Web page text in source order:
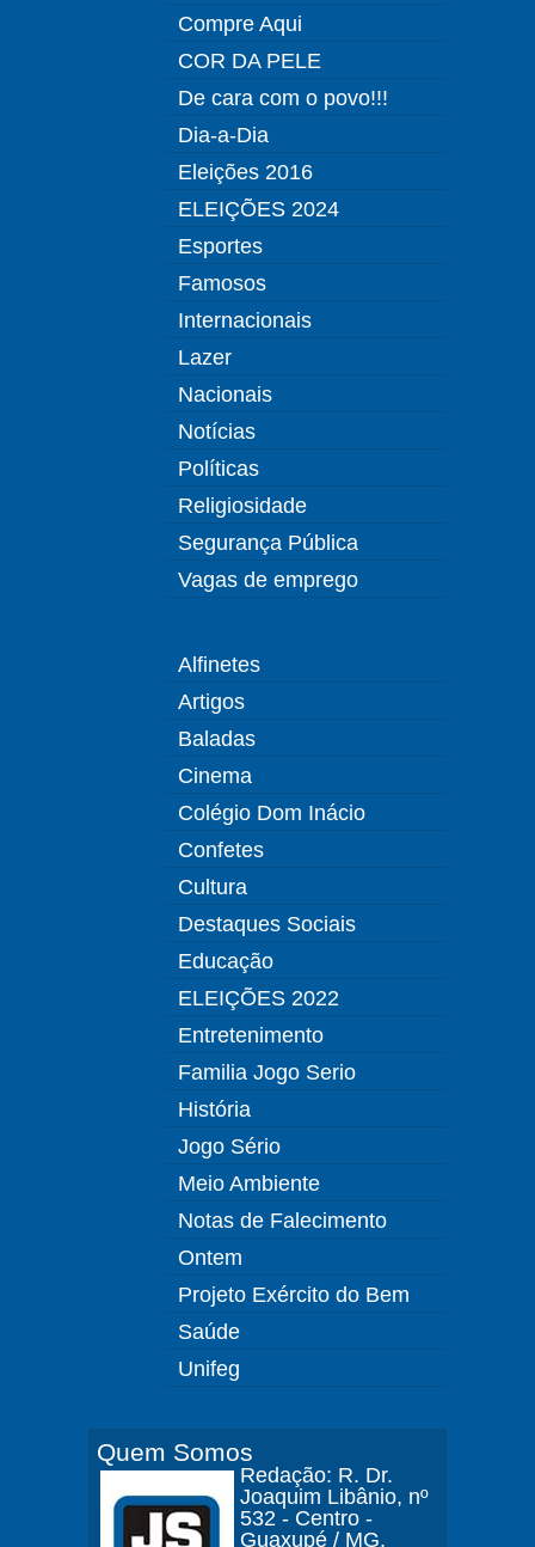
Compre Aqui
COR DA PELE
De cara com o povo!!!
Dia-a-Dia
Eleições 2016
ELEIÇÕES 2024
Esportes
Famosos
Internacionais
Lazer
Nacionais
Notícias
Políticas
Religiosidade
Segurança Pública
Vagas de emprego
Alfinetes
Artigos
Baladas
Cinema
Colégio Dom Inácio
Confetes
Cultura
Destaques Sociais
Educação
ELEIÇÕES 2022
Entretenimento
Familia Jogo Serio
História
Jogo Sério
Meio Ambiente
Notas de Falecimento
Ontem
Projeto Exército do Bem
Saúde
Unifeg
Quem Somos
Redação: R. Dr.
Joaquim Libânio, nº
532 - Centro -
Guaxupé / MG.